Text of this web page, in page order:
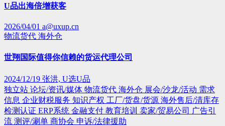
U品出海倍增获客
2026/04/01 a@uxup.cn
物流货代 海外仓
世翔国际值得你信赖的货运代理公司
2024/12/19 张洪, U选U品
独立站 论坛/资讯/媒体 物流货代 海外仓 展会/沙龙/活动 需求
信息 企业财税服务 知识产权 工厂/货盘/货源 海外售后/清库存
检测认证 ERP系统 金融支付 教育培训 卖家/贸易公司 广告引
流 测评/涮单 商协会 申诉/法律援助